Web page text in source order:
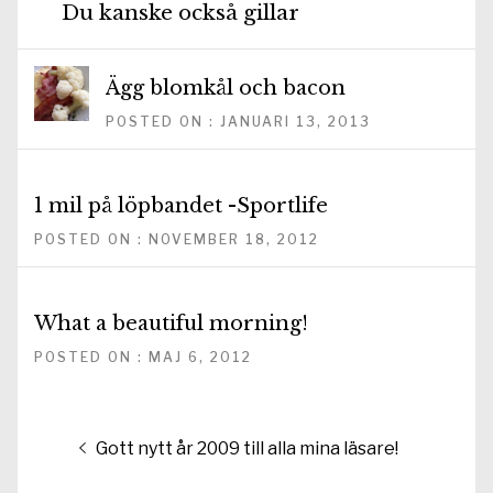
Du kanske också gillar
Ägg blomkål och bacon
POSTED ON : JANUARI 13, 2013
1 mil på löpbandet -Sportlife
POSTED ON : NOVEMBER 18, 2012
What a beautiful morning!
POSTED ON : MAJ 6, 2012
Inläggsnavigering
Föregående
Gott nytt år 2009 till alla mina läsare!